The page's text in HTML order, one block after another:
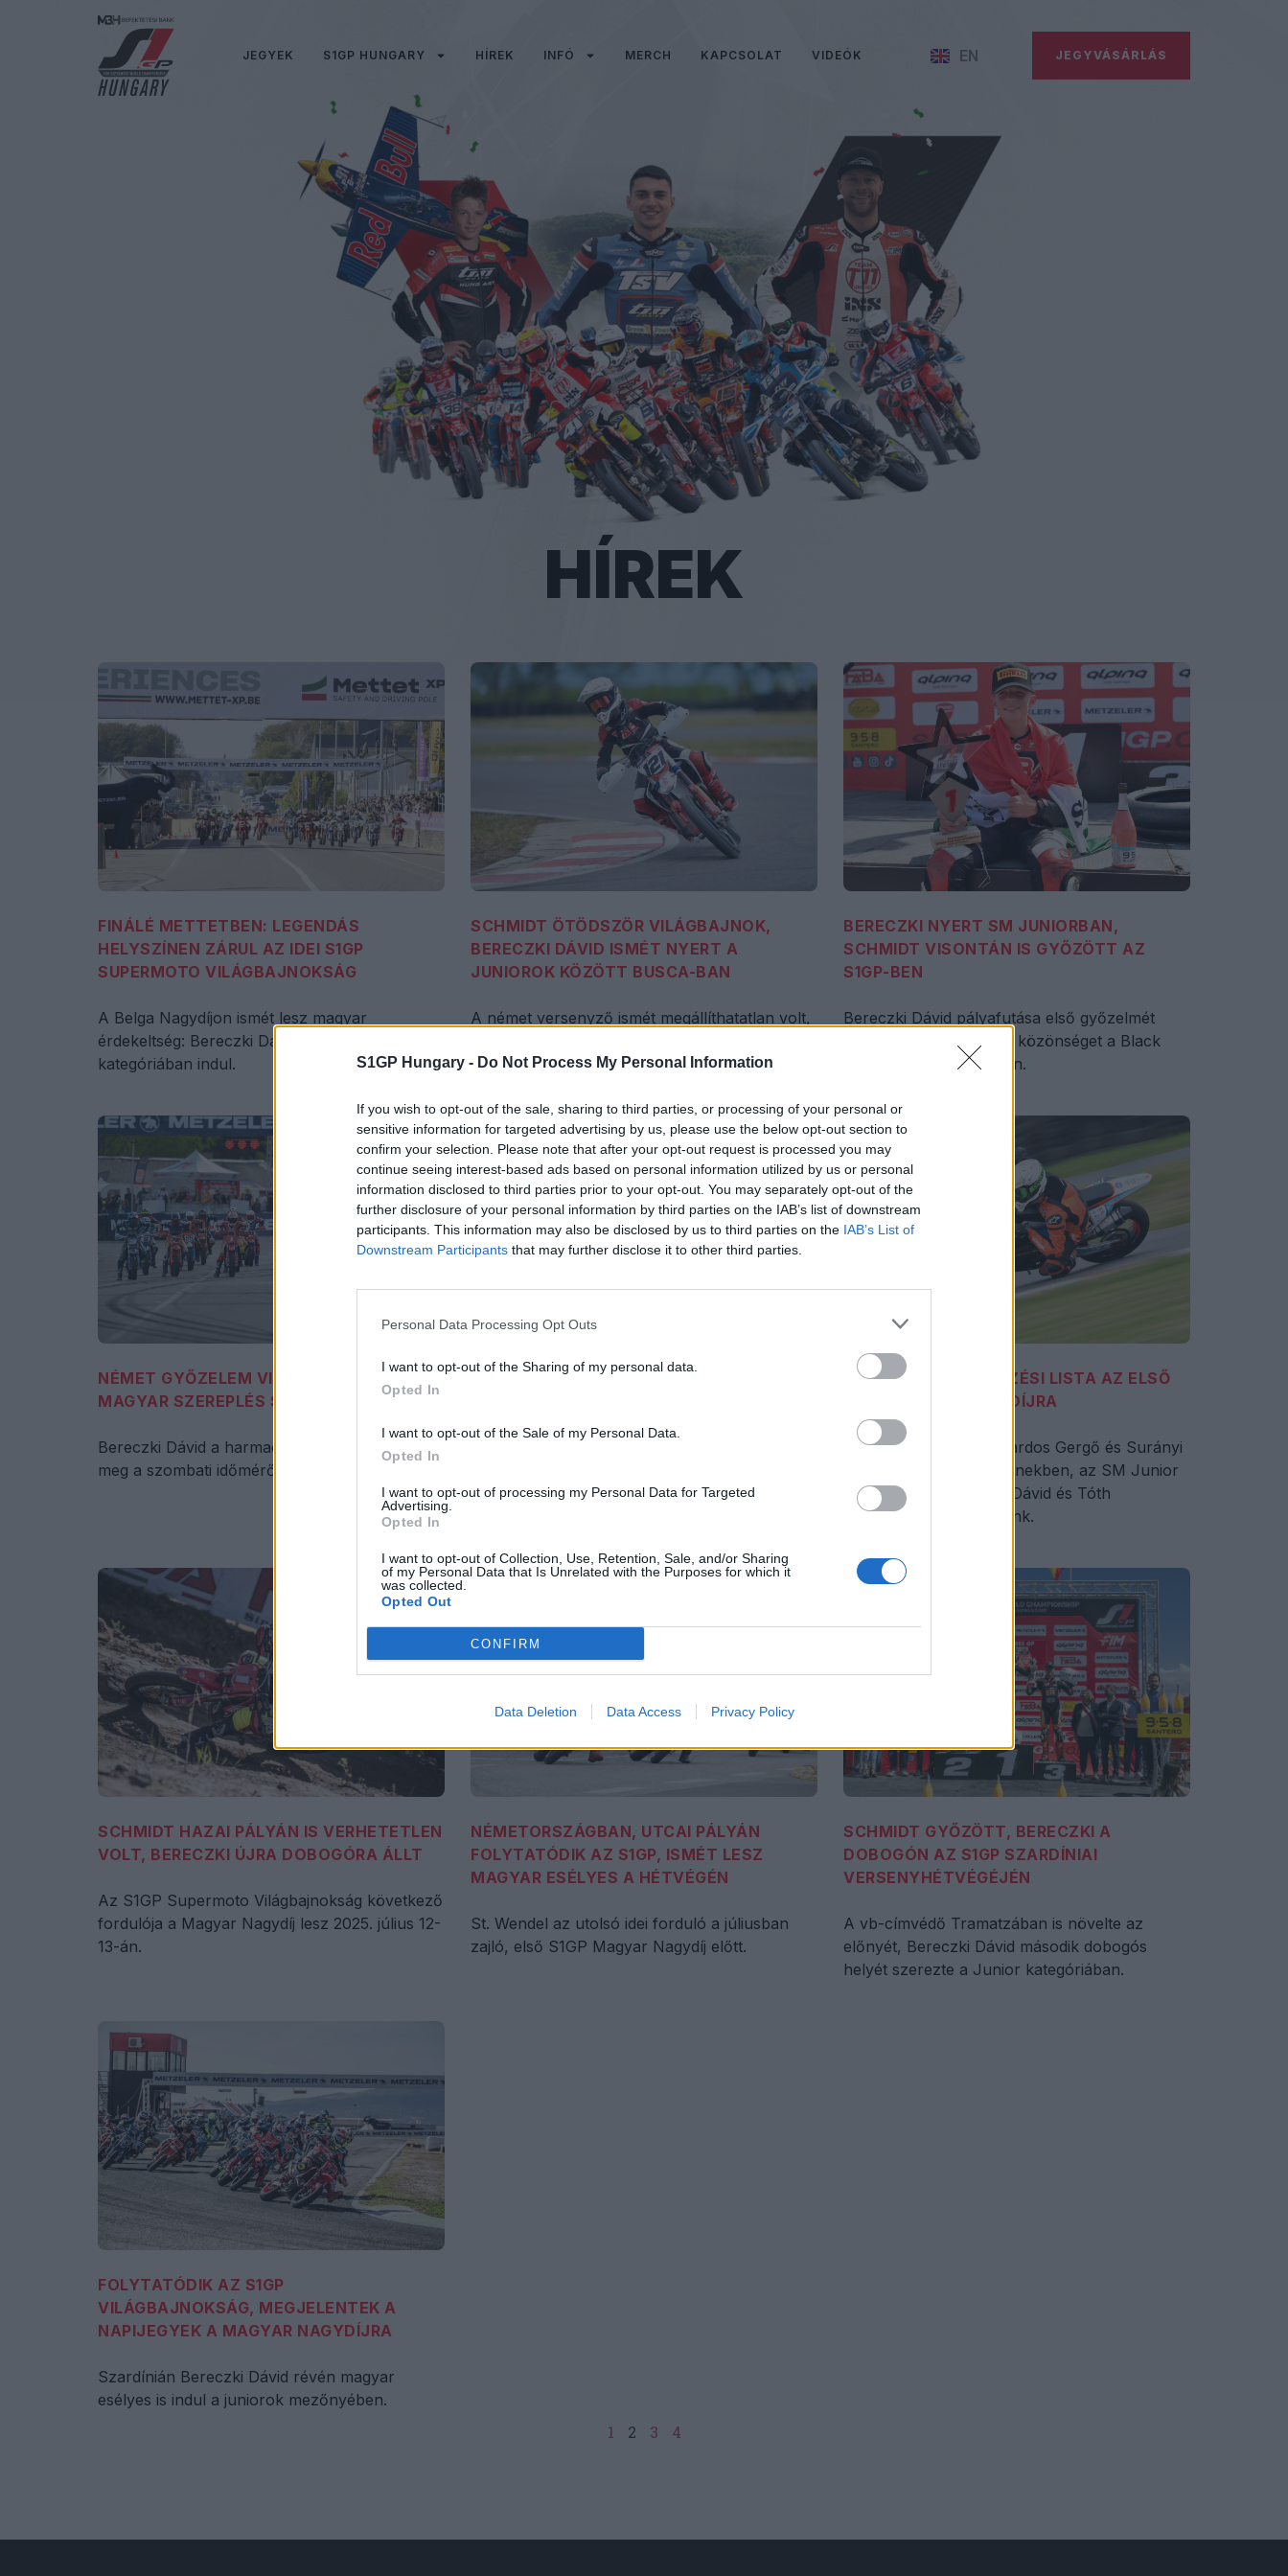
S1GP Hungary - Do Not Process My Personal Information
If you wish to opt-out of the sale, sharing to third parties, or processing of your personal or
sensitive information for targeted advertising by us, please use the below opt-out section to
confirm your selection. Please note that after your opt-out request is processed you may
continue seeing interest-based ads based on personal information utilized by us or personal
information disclosed to third parties prior to your opt-out. You may separately opt-out of the
further disclosure of your personal information by third parties on the IAB’s list of downstream
participants. This information may also be disclosed by us to third parties on the IAB’s List of
Downstream Participants that may further disclose it to other third parties.
Personal Data Processing Opt Outs
I want to opt-out of the Sharing of my personal data.
Opted In
I want to opt-out of the Sale of my Personal Data.
Opted In
I want to opt-out of processing my Personal Data for Targeted
Advertising.
Opted In
I want to opt-out of Collection, Use, Retention, Sale, and/or Sharing
of my Personal Data that Is Unrelated with the Purposes for which it
was collected.
Opted Out
CONFIRM
Data Deletion Data Access Privacy Policy
JEGYEK S1GP HUNGARY HÍREK INFÓ MERCH KAPCSOLAT VIDEÓK EN JEGYVÁSÁRLÁS
HÍREK
FINÁLÉ METTETBEN: LEGENDÁS
HELYSZÍNEN ZÁRUL AZ IDEI S1GP
SUPERMOTO VILÁGBAJNOKSÁG
A Belga Nagydíjon ismét lesz magyar
érdekeltség: Bereczki Dávid az SM Junior
kategóriában indul.
SCHMIDT ÖTÖDSZÖR VILÁGBAJNOK,
BERECZKI DÁVID ISMÉT NYERT A
JUNIOROK KÖZÖTT BUSCA-BAN
A német versenyző ismét megállíthatatlan volt,
BERECZKI NYERT SM JUNIORBAN,
SCHMIDT VISONTÁN IS GYŐZÖTT AZ
S1GP-BEN
Bereczki Dávid pályafutása első győzelmét
aratta és elvarázsolta a közönséget a Black
Star Speedway Visontán.
NÉMET GYŐZELEM VISONTÁN, JÓ
MAGYAR SZEREPLÉS SM JUNIORBAN
Bereczki Dávid a harmadik rajtkockát szerezte
meg a szombati időmérőn.
VISONTÁN KÜZDENEK MEG A VILÁG
HÉTVÉGÉN
közönség a Black Star Speedway-en.
MEGJELENT A NEVEZÉSI LISTA AZ ELSŐ
S1GP MAGYAR NAGYDÍJRA
A királykategóriában Kardos Gergő és Surányi
Balázs indul magyar színekben, az SM Junior
kategóriában Bereczki Dávid és Tóth
Zéténynek szurkolhatunk.
SCHMIDT HAZAI PÁLYÁN IS VERHETETLEN
VOLT, BERECZKI ÚJRA DOBOGÓRA ÁLLT
Az S1GP Supermoto Világbajnokság következő
fordulója a Magyar Nagydíj lesz 2025. július 12-
13-án.
NÉMETORSZÁGBAN, UTCAI PÁLYÁN
FOLYTATÓDIK AZ S1GP, ISMÉT LESZ
MAGYAR ESÉLYES A HÉTVÉGÉN
St. Wendel az utolsó idei forduló a júliusban
zajló, első S1GP Magyar Nagydíj előtt.
SCHMIDT GYŐZÖTT, BERECZKI A
DOBOGÓN AZ S1GP SZARDÍNIAI
VERSENYHÉTVÉGÉJÉN
A vb-címvédő Tramatzában is növelte az
előnyét, Bereczki Dávid második dobogós
helyét szerezte a Junior kategóriában.
FOLYTATÓDIK AZ S1GP
VILÁGBAJNOKSÁG, MEGJELENTEK A
NAPIJEGYEK A MAGYAR NAGYDÍJRA
Szardínián Bereczki Dávid révén magyar
esélyes is indul a juniorok mezőnyében.
1 2 3 4